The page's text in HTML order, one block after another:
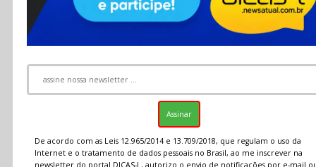
De acordo com as Leis 12.965/2014 e 13.709/2018, que regulam o uso da
Internet e o tratamento de dados pessoais no Brasil, ao me inscrever na
newsletter do portal DICAS-L, autorizo o envio de notificações por e-mail